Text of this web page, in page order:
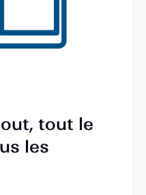
tout le
les